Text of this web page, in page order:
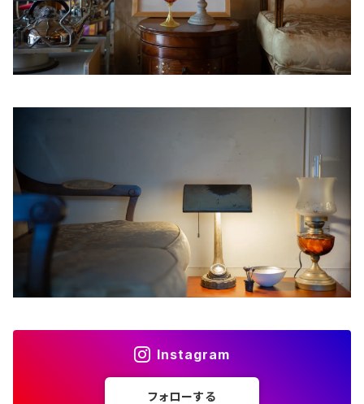
Instagram
フォローする